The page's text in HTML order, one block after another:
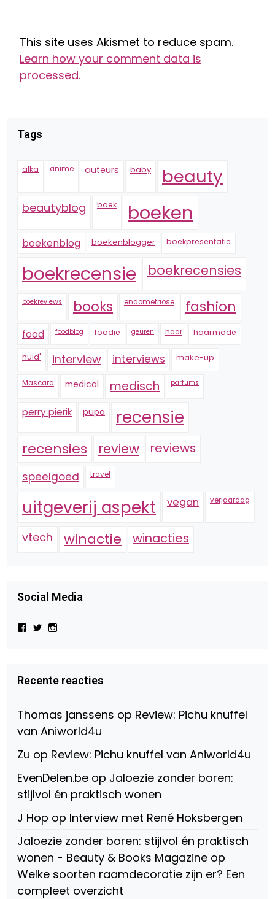
This site uses Akismet to reduce spam.
Learn how your comment data is
processed.
Tags
alka anime auteurs baby beauty
beautyblog boek boeken
boekenblog boekenblogger boekpresentatie
boekrecensie boekrecensies
boekreviews books endometriose fashion
food foodblog foodie geuren haar haarmode
huid' interview interviews make-up
Mascara medical medisch parfums
perry pierik pupa recensie
recensies review reviews
speelgoed travel
uitgeverij aspekt vegan verjaardag
vtech winactie winacties
Social Media
Bekijk
Beauty-
147775071915783/?
Facebook
Bekijk
op
Twitter
op
Instagram
Recente reacties
Thomas janssens op Review: Pichu knuffel
van Aniworld4u
Zu op Review: Pichu knuffel van Aniworld4u
EvenDelen.be op Jaloezie zonder boren:
stijlvol én praktisch wonen
J Hop op Interview met René Hoksbergen
Jaloezie zonder boren: stijlvol én praktisch
wonen - Beauty & Books Magazine op
Welke soorten raamdecoratie zijn er? Een
compleet overzicht